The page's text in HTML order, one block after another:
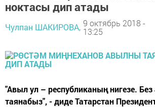
ноктасы дип атады
Чулпан ШАКИРОВА, 9 октябрь 2018 -
13:25
"Авыл ул – республиканың нигезе.
таянабыз", - диде Татарстан